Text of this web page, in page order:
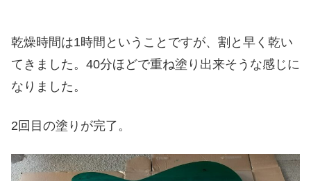
乾燥時間は1時間ということですが、割と早く乾い
てきました。40分ほどで重ね塗り出来そうな感じに
なりました。
2回目の塗りが完了。